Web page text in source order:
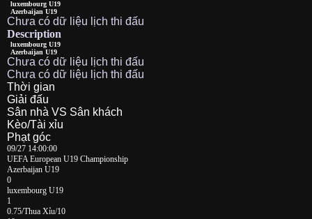
luxembourg U19
Azerbaijan U19
Chưa có dữ liệu lịch thi đấu
Description
luxembourg U19
Azerbaijan U19
Chưa có dữ liệu lịch thi đấu
Chưa có dữ liệu lịch thi đấu
Thời gian
Giải đấu
Sân nhà VS Sân khách
Kèo/Tài xỉu
Phạt góc
09/27 14:00:00
UEFA European U19 Championship
Azerbaijan U19
0
luxembourg U19
1
0.75/Thua Xỉu/10